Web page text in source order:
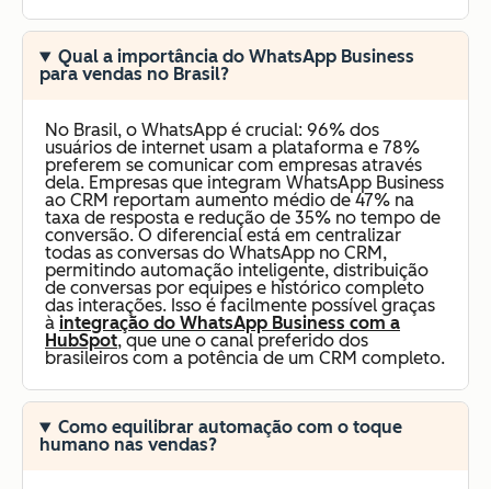
Qual a importância do WhatsApp Business
para vendas no Brasil?
No Brasil, o WhatsApp é crucial: 96% dos
usuários de internet usam a plataforma e 78%
preferem se comunicar com empresas através
dela. Empresas que integram WhatsApp Business
ao CRM reportam aumento médio de 47% na
taxa de resposta e redução de 35% no tempo de
conversão. O diferencial está em centralizar
todas as conversas do WhatsApp no CRM,
permitindo automação inteligente, distribuição
de conversas por equipes e histórico completo
das interações. Isso é facilmente possível graças
à integração do WhatsApp Business com a
HubSpot, que une o canal preferido dos
brasileiros com a potência de um CRM completo.
Como equilibrar automação com o toque
humano nas vendas?